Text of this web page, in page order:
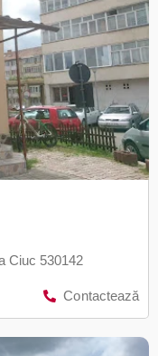
Ciuc 530142
Contactează